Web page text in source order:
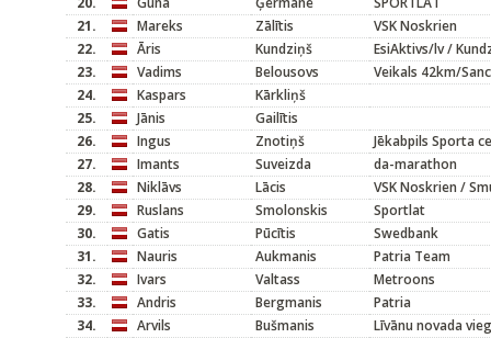
21.
Mareks Zālītis
VSK Noskrien
22.
Āris Kundziņš
EsiAktivs/lv /
23.
Vadims Belousovs
Veikals 42km/
24.
Kaspars
Kārkliņš
25.
Jānis
Gailītis
26.
Ingus Znotiņš
Jēkabpils Sporta
27.
Imants Suveizda
da-marathon
28.
Niklāvs Lācis
VSK Noskrien /
29.
Ruslans Smolonskis
Sportlat
30.
Gatis Pūcītis
Swedbank
31.
Nauris Aukmanis
Patria Team
32.
Ivars Valtass
Metroons
33.
Andris Bergmanis
Patria
34.
Arvils Bušmanis
Līvānu novada